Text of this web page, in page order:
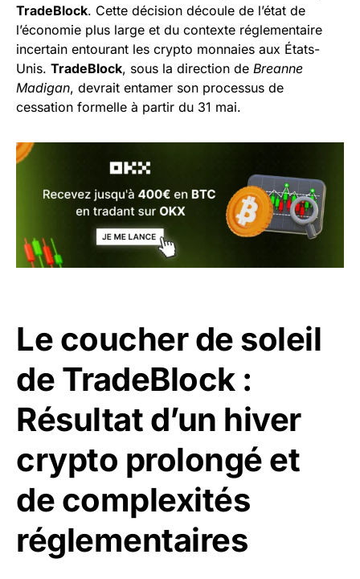
TradeBlock. Cette décision découle de l’état de
l’économie plus large et du contexte réglementaire
incertain entourant les crypto monnaies aux États-
Unis. TradeBlock, sous la direction de Breanne
Madigan, devrait entamer son processus de
cessation formelle à partir du 31 mai.
Le coucher de soleil
de TradeBlock :
Résultat d’un hiver
crypto prolongé et
de complexités
réglementaires